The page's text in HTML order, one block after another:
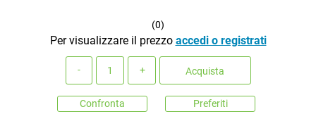
(0)
Per visualizzare il prezzo accedi o registrati
Acquista
Confronta Preferiti